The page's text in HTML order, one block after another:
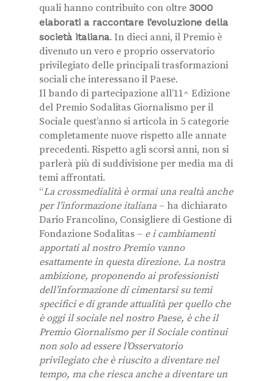
quali hanno contribuito con oltre 3000
elaborati a raccontare l’evoluzione della
società italiana. In dieci anni, il Premio è
divenuto un vero e proprio osservatorio
privilegiato delle principali trasformazioni
sociali che interessano il Paese.
Il bando di partecipazione all’11^ Edizione
del Premio Sodalitas Giornalismo per il
Sociale quest’anno si articola in 5 categorie
completamente nuove rispetto alle annate
precedenti. Rispetto agli scorsi anni, non si
parlerà più di suddivisione per media ma di
temi affrontati.
“La crossmedialità è ormai una realtà anche
per l’informazione italiana – ha dichiarato
Dario Francolino, Consigliere di Gestione di
Fondazione Sodalitas – e i cambiamenti
apportati al nostro Premio vanno
esattamente in questa direzione. La nostra
ambizione, proponendo ai professionisti
dell’informazione di cimentarsi su temi
specifici e di grande attualità per quello che
è oggi il sociale nel nostro Paese, è che il
Premio Giornalismo per il Sociale continui
non solo ad essere l’Osservatorio
privilegiato che è riuscito a diventare nel
tempo, ma che riesca anche a diventare un